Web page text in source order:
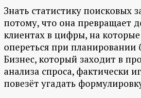
Знать статистику поисковых
потому, что она превращает
клиентах в цифры, на
опереться при планировании
Бизнес, который заходит в
анализа спроса, фактически
повезёт угадать